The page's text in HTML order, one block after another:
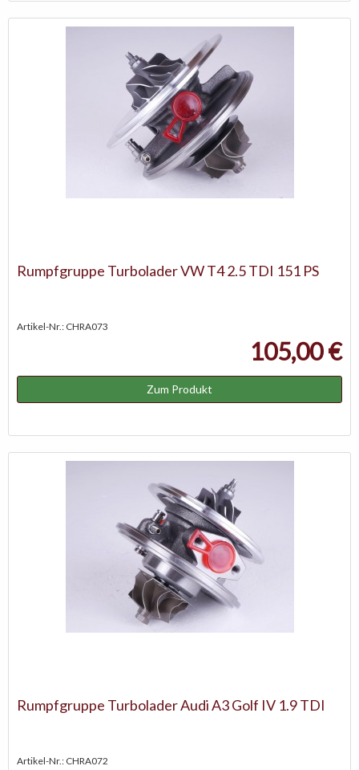
Rumpfgruppe Turbolader VW T4 2.5 TDI 151 PS
Artikel-Nr.: CHRA073
105,00 €
Zum Produkt
Rumpfgruppe Turbolader Audi A3 Golf IV 1.9 TDI
Artikel-Nr.: CHRA072